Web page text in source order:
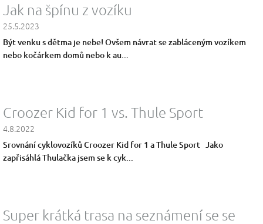
Jak na špínu z vozíku
25.5.2023
Být venku s dětma je nebe! Ovšem návrat se zabláceným vozíkem
nebo kočárkem domů nebo k au...
Croozer Kid for 1 vs. Thule Sport
4.8.2022
Srovnání cyklovozíků Croozer Kid for 1 a Thule Sport Jako
zapřisáhlá Thulačka jsem se k cyk...
Super krátká trasa na seznámení se se